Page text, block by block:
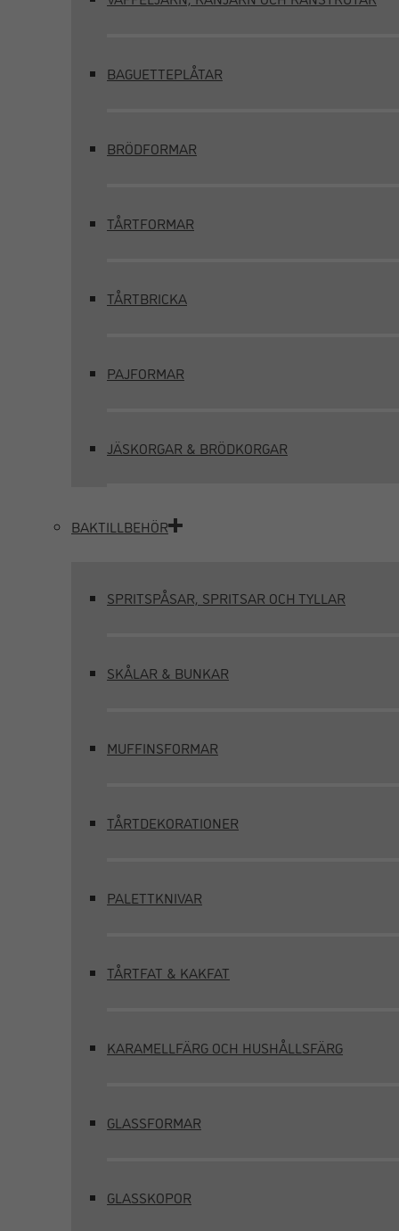
BAGUETTEPLÅTAR
BRÖDFORMAR
TÅRTFORMAR
TÅRTBRICKA
PAJFORMAR
JÄSKORGAR & BRÖDKORGAR
BAKTILLBEHÖR
SPRITSPÅSAR, SPRITSAR OCH TYLLAR
SKÅLAR & BUNKAR
MUFFINSFORMAR
TÅRTDEKORATIONER
PALETTKNIVAR
TÅRTFAT & KAKFAT
KARAMELLFÄRG OCH HUSHÅLLSFÄRG
GLASSFORMAR
GLASSKOPOR